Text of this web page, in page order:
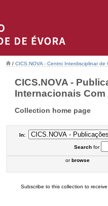
/ CICS.NOVA - Centro Interdisciplinar de
CICS.NOVA -
Internacionais
Collection home page
In:
Searchfor
orbrowse
Subscribe to this collection to